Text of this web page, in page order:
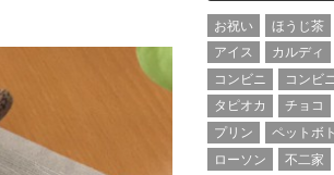
お祝い ほうじ茶
アイス
カルディ
コンビニ
コンビ
タピオカ
チョコ
プリン
ペットボ
ローソン
不二家